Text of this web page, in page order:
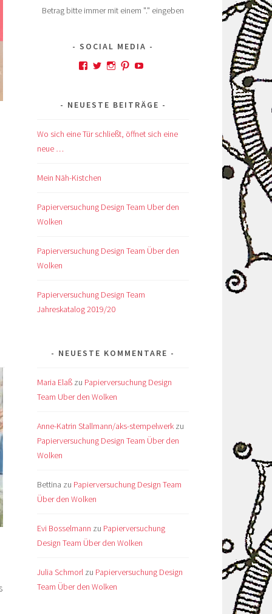
Betrag bitte immer mit einem "." eingeben
SOCIAL MEDIA
Profil
Facebook
Profil
Twitter
Profil
Instagram
Profil
Pinterest
Profil
YouTube
NEUESTE BEITRÄGE
Wo sich eine Tür schließt, öffnet sich eine
neue …
Mein Näh-Kistchen
Papierversuchung Design Team Uber den
Wolken
Papierversuchung Design Team Über den
Wolken
Papierversuchung Design Team
Jahreskatalog 2019/20
NEUESTE KOMMENTARE
Maria Elaß zu Papierversuchung Design
Team Uber den Wolken
Anne-Katrin Stallmann/aks-stempelwerk zu
Papierversuchung Design Team Über den
Wolken
Bettina zu Papierversuchung Design Team
Über den Wolken
Evi Bosselmann zu Papierversuchung
Design Team Über den Wolken
Julia Schmorl zu Papierversuchung Design
Team Über den Wolken